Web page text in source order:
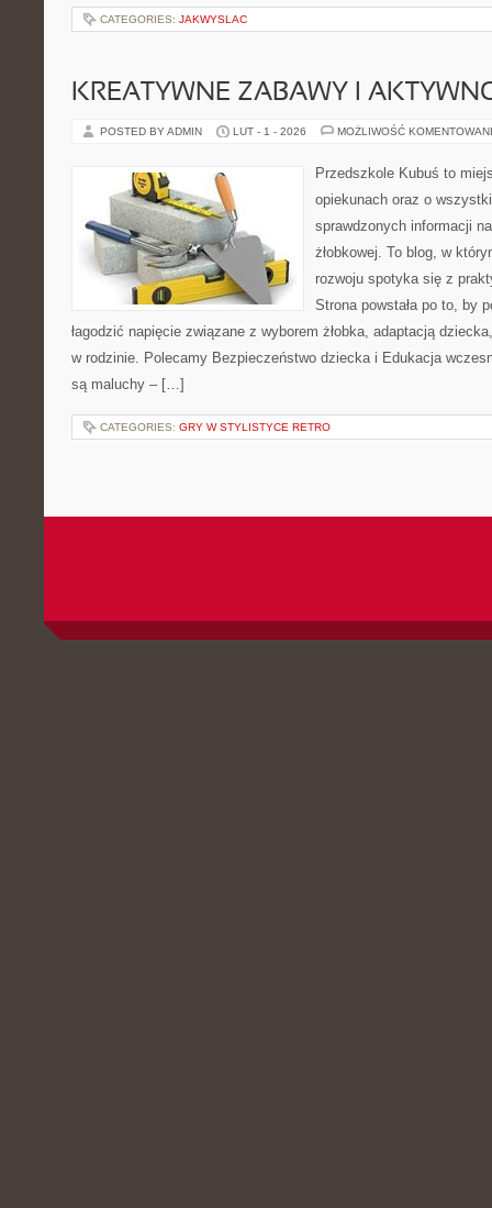
CATEGORIES: JAKWYSLAC
KREATYWNE ZABAWY I
POSTED BY ADMIN LUT - 1 - 2026 MOŻLIWOŚĆ
Przedszkole Kubuś to
opiekunach oraz o
sprawdzonych informacji
żłobkowej. To blog, w
rozwoju spotyka się z
Strona powstała po to, by
łagodzić napięcie związane z wyborem żłobka, adaptacją
w rodzinie. Polecamy Bezpieczeństwo dziecka i Edukacja
są maluchy – […]
CATEGORIES: GRY W STYLISTYCE RETRO